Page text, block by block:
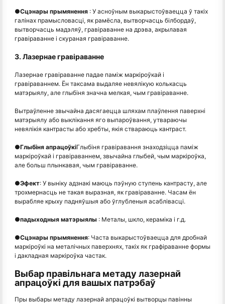
●Сцэнары прымянення : У асноўным выкарыстоўваецца ў такіх
галінах прамысловасці, як рамёсла, вытворчасць білбордаў,
вытворчасць мадэляў, гравіраванне на дрэва, акрылавая
гравіраванне і скураная гравіраванне.
3. Лазернае гравіраванне
Лазернае гравіраванне падае паміж маркіроўкай і
гравіраваннем. Ён таксама выдаляе невялікую колькасць
матэрыялу, але глыбіня значна мелкая, чым гравіраванне.
Вытраўленне звычайна дасягаецца шляхам плаўлення паверхні
матэрыялу або выклікання яго выпароўвання, утвараючы
невялікія кантрасты або хребты, якія ствараюць кантраст.
●Глыбіня апрацоўкіГлыбіня гравіравання знаходзіцца паміж
маркіроўкай і гравіраваннем, звычайна глыбей, чым маркіроўка,
але больш плынкавая, чым гравіраванне.
●Эфект: У выніку адзнакі маюць пэўную ступень кантрасту, але
трохмернасць не такая выразная, як гравіраванне. Часам ён
вырабляе крыху падняўшыя або ўглубленыя асаблівасці.
●падыходныя матэрыялы : Металы, шкло, кераміка і г.д.
●Сцэнары прымянення: Часта выкарыстоўваецца для дробнай
маркіроўкі на металічных паверхнях, такіх як графіраванне формы
і дакладная маркіроўка частак.
Выбар правільнага метаду лазернай
апрацоўкі для вашых патрэбаў
Пры выбары метаду лазернай апрацоўкі вытворцы павінны